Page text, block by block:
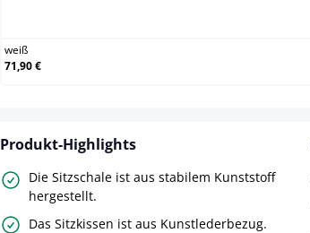
weiß
71,90 €
Produkt-Highlights
Die Sitzschale ist aus stabilem Kunststoff
hergestellt.
Das Sitzkissen ist aus Kunstlederbezug.